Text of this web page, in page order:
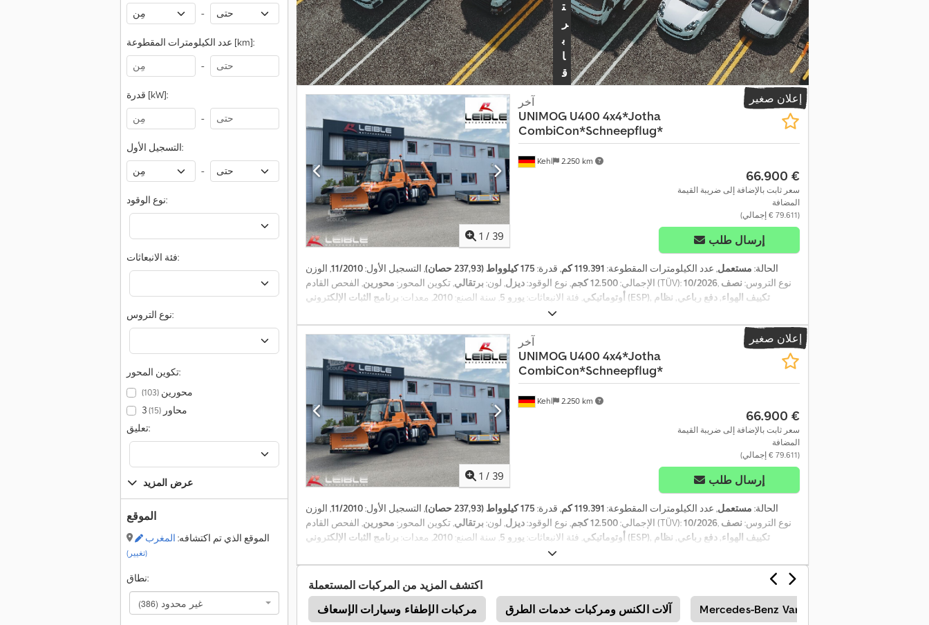
-
عدد الكيلومترات المقطوعة [km]:
-
قدرة [kW]:
-
التسجيل الأول:
-
نوع الوقود:
فئة الانبعاثات:
نوع التروس:
تكوين المحور:
محورين(103)
3 محاور(15)
تعليق:
عرض المزيد
الموقع
الموقع الذي تم اكتشافه: المغرب
(تغيير)
نطاق:
غير محدود (386)
ت
ر
ب
ا
ق
ة
ل
ت
ا
ا
ء
إ
ا
ن
ف
ر
إعلان صغير
1 / 39
Kehl 2.250 km
آخر
UNIMOG U400 4x4*Jotha
CombiCon*Schneepflug*
‏66.900 €
سعر ثابت بالإضافة إلى ضريبة القيمة
المضافة
(‏79.611 € إجمالي)
إرسال طلب
الحالة: مستعمل, عدد الكيلومترات المقطوعة: 119.391 كم , قدرة: 175 كيلوواط (237,93 حصان) , التسجيل الأول:11/2010, الوزن
الإجمالي:12.500 كجم , نوع الوقود:ديزل, لون:برتقالي, تكوين المحور: محورين , الفحص القادم (TÜV):10/2026 , نوع التروس:نصف
أوتوماتيكي, فئة الانبعاثات: يورو 5 , سنة الصنع: 2010, معدات: برنامج الثبات الإلكتروني (ESP), تكييف الهواء, دفع رباعي, نظام
إعلان صغير
1 / 39
Kehl 2.250 km
آخر
UNIMOG U400 4x4*Jotha
CombiCon*Schneepflug*
‏66.900 €
سعر ثابت بالإضافة إلى ضريبة القيمة
المضافة
(‏79.611 € إجمالي)
إرسال طلب
الحالة: مستعمل, عدد الكيلومترات المقطوعة: 119.391 كم , قدرة: 175 كيلوواط (237,93 حصان) , التسجيل الأول:11/2010, الوزن
الإجمالي:12.500 كجم , نوع الوقود:ديزل, لون:برتقالي, تكوين المحور: محورين , الفحص القادم (TÜV):10/2026 , نوع التروس:نصف
أوتوماتيكي, فئة الانبعاثات: يورو 5 , سنة الصنع: 2010, معدات: برنامج الثبات الإلكتروني (ESP), تكييف الهواء, دفع رباعي, نظام
اكتشف المزيد من المركبات المستعملة
مركبات الإطفاء وسيارات الإسعاف
آلات الكنس ومركبات خدمات الطرق Mercedes-Benz Vario
John Deere 6120M John Deere 6130R